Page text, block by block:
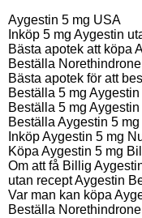
Aygestin 5 mg USA
Inköp 5 mg Aygestin
Bästa apotek att köpa
Beställa
Bästa apotek för att
Beställa 5 mg
Beställa 5 mg
Beställa Aygestin 5
Inköp Aygestin 5 mg
Köpa Aygestin 5 mg
Om att få Billig
utan recept Aygestin
Var man kan köpa
Beställa